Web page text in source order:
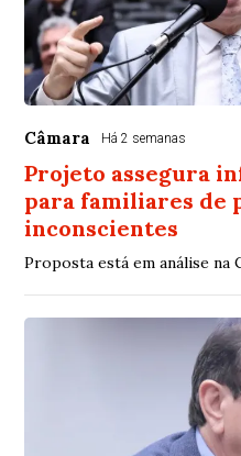
Câmara Há 2 semanas
Projeto assegura
para familiares de
inconscientes
Proposta está em análise na